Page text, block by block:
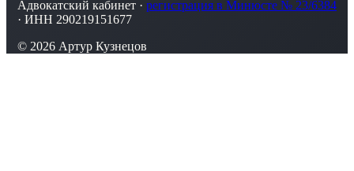
Адвокатский кабинет · регистрация в Минюсте № 23/6384
· ИНН 290219151677
© 2026 Артур Кузнецов